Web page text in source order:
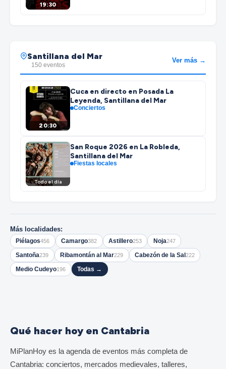
19:30
Santillana del Mar
150 eventos
Ver más →
20:30
Cuca en directo en Posada La
Leyenda, Santillana del Mar
Conciertos
Todo el día
San Roque 2026 en La Robleda,
Santillana del Mar
Fiestas locales
Más localidades:
Piélagos456 Camargo382 Astillero253 Noja247
Santoña239 Ribamontán al Mar229 Cabezón de la Sal222
Medio Cudeyo196 Todas →
Qué hacer hoy en Cantabria
MiPlanHoy es la agenda de eventos más completa de
Cantabria: conciertos, mercados medievales, talleres,